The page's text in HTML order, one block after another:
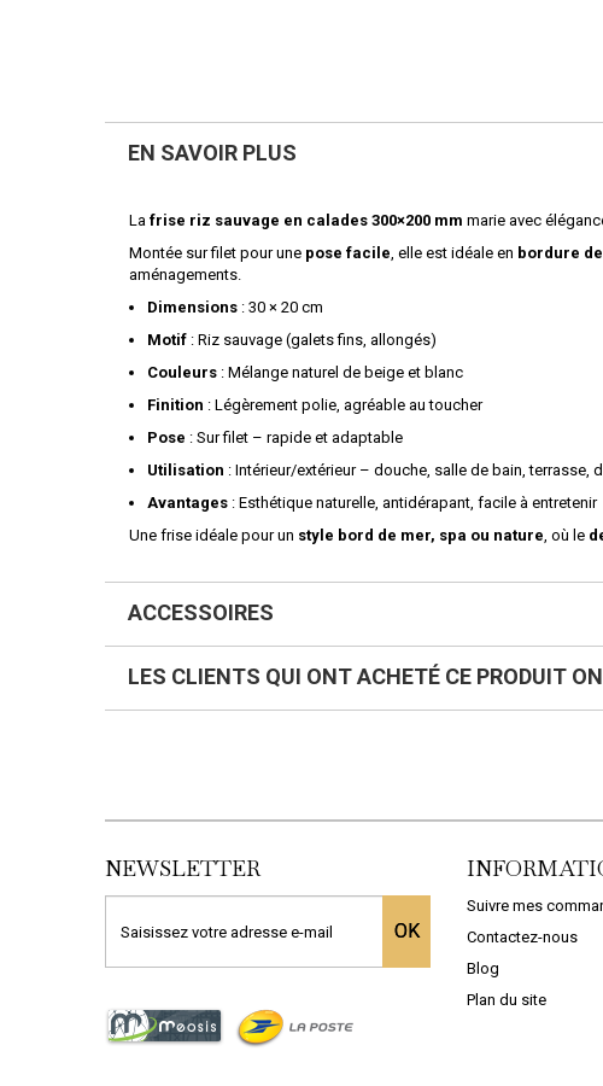
EN SAVOIR PLUS
La frise riz sauvage en calades 300×200 mm marie avec
Montée sur filet pour une pose facile, elle est idéale en bordure
aménagements.
Dimensions : 30 × 20 cm
Motif : Riz sauvage (galets fins, allongés)
Couleurs : Mélange naturel de beige et blanc
Finition : Légèrement polie, agréable au toucher
Pose : Sur filet – rapide et adaptable
Utilisation : Intérieur/extérieur – douche, salle de bain, terrasse,
Avantages : Esthétique naturelle, antidérapant, facile à entretenir
Une frise idéale pour un style bord de mer, spa ou nature, où le
ACCESSOIRES
LES CLIENTS QUI ONT ACHETÉ CE PRODUIT
NEWSLETTER
OK
Suivre mes
Contactez-nous
Blog
Plan du site